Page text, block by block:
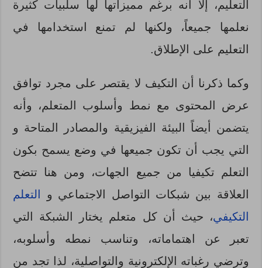
التعليم، إلا أنه برغم مميزاتها لها سلبيات كثيرة
نعلمها جميعاً، ولكنها لم تمنع استخدامها في
التعليم على الإطلاق.
وكما ذكرنا أن التكيف لا يقتصر على مجرد توافق
عرض المحتوى مع نمط وأسلوب المتعلم، وأنه
يتضمن أيضاً البيئة الفيزيقية والمصادر المتاحة و
التي يجب أن تكون جميعها في وضع يسمح بكون
التعلم تكيفيا من جميع الجهات، ومن هنا تتضح
العلاقة بين شبكات التواصل الاجتماعي و
التعلم
التكيفي، حيث أن كل متعلم يختار الشبكة التي
تعبر عن اهتماماته، وتناسب نمطه وأسلوبه،
وترضي رغباته الإلكترونية والتواصلية، لذا تجد من